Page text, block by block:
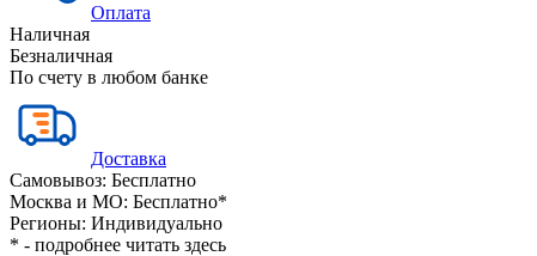
Оплата
Наличная
Безналичная
По счету в любом банке
Доставка
Самовывоз: Бесплатно
Москва и МО: Бесплатно*
Регионы: Индивидуально
* - подробнее читать здесь